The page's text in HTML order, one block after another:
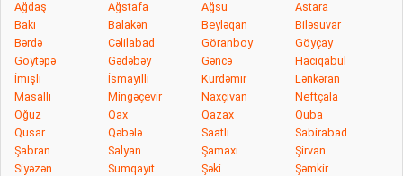
Ağdaş Ağstafa Ağsu
Astara
Bakı
Balakən Beyləqan
Biləsuvar
Bərdə
Cəlilabad Göranboy
Göyçay
Göytəpə
Gədəbəy Gəncə
Hacıqabul
İmişli
İsmayıllı Kürdəmir
Lənkəran
Masallı
Mingəçevir Naxçıvan
Neftçala
Oğuz
Qax Qazax
Quba
Qusar
Qəbələ Saatlı
Sabirabad
Şabran
Salyan Şamaxı
Şirvan
Siyəzən
Sumqayıt Şəki Şəmkir